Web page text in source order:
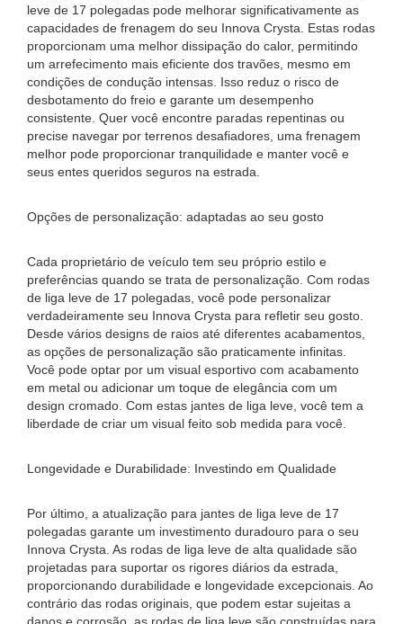
leve de 17 polegadas pode melhorar significativamente as
capacidades de frenagem do seu Innova Crysta. Estas rodas
proporcionam uma melhor dissipação do calor, permitindo
um arrefecimento mais eficiente dos travões, mesmo em
condições de condução intensas. Isso reduz o risco de
desbotamento do freio e garante um desempenho
consistente. Quer você encontre paradas repentinas ou
precise navegar por terrenos desafiadores, uma frenagem
melhor pode proporcionar tranquilidade e manter você e
seus entes queridos seguros na estrada.
Opções de personalização: adaptadas ao seu gosto
Cada proprietário de veículo tem seu próprio estilo e
preferências quando se trata de personalização. Com rodas
de liga leve de 17 polegadas, você pode personalizar
verdadeiramente seu Innova Crysta para refletir seu gosto.
Desde vários designs de raios até diferentes acabamentos,
as opções de personalização são praticamente infinitas.
Você pode optar por um visual esportivo com acabamento
em metal ou adicionar um toque de elegância com um
design cromado. Com estas jantes de liga leve, você tem a
liberdade de criar um visual feito sob medida para você.
Longevidade e Durabilidade: Investindo em Qualidade
Por último, a atualização para jantes de liga leve de 17
polegadas garante um investimento duradouro para o seu
Innova Crysta. As rodas de liga leve de alta qualidade são
projetadas para suportar os rigores diários da estrada,
proporcionando durabilidade e longevidade excepcionais. Ao
contrário das rodas originais, que podem estar sujeitas a